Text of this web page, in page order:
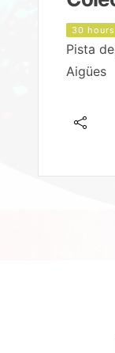
30 hours
Pista
Aigües